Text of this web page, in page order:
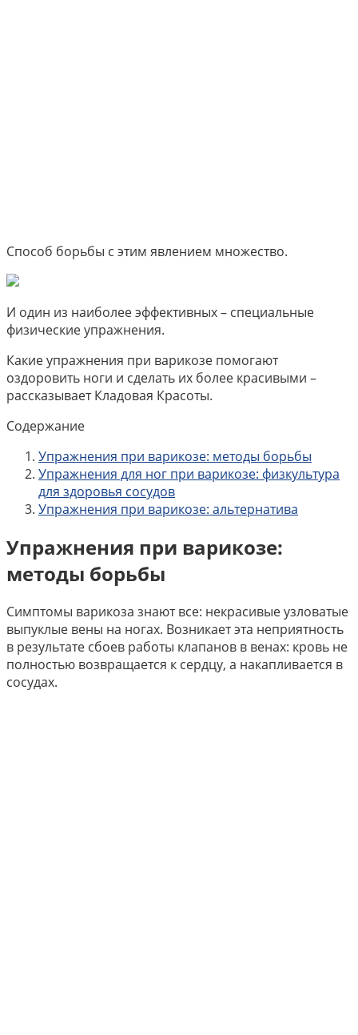
Способ борьбы с этим явлением множество.
И один из наиболее эффективных – специальные
физические упражнения.
Какие упражнения при варикозе помогают
оздоровить ноги и сделать их более красивыми –
рассказывает Кладовая Красоты.
Содержание
Упражнения при варикозе: методы борьбы
Упражнения для ног при варикозе: физкультура
для здоровья сосудов
Упражнения при варикозе: альтернатива
Упражнения при варикозе:
методы борьбы
Симптомы варикоза знают все: некрасивые узловатые
выпуклые вены на ногах. Возникает эта неприятность
в результате сбоев работы клапанов в венах: кровь не
полностью возвращается к сердцу, а накапливается в
сосудах.